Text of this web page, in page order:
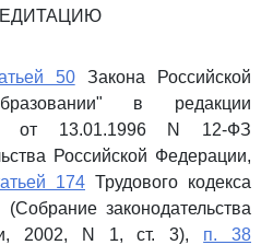
50Закона Российской
в редакции
от 13.01.1996 N 12-ФЗ
Российской Федерации,
174 Трудового кодекса
законодательства
2002, N 1, ст. 3), п. 38